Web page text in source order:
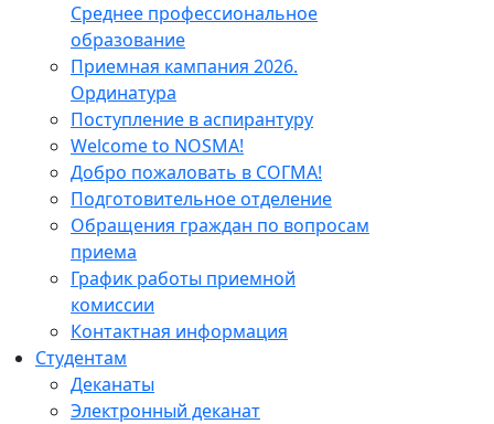
Среднее профессиональное
образование
Приемная кампания 2026.
Ординатура
Поступление в аспирантуру
Welcome to NOSMA!
Добро пожаловать в СОГМА!
Подготовительное отделение
Обращения граждан по вопросам
приема
График работы приемной
комиссии
Контактная информация
Студентам
Деканаты
Электронный деканат